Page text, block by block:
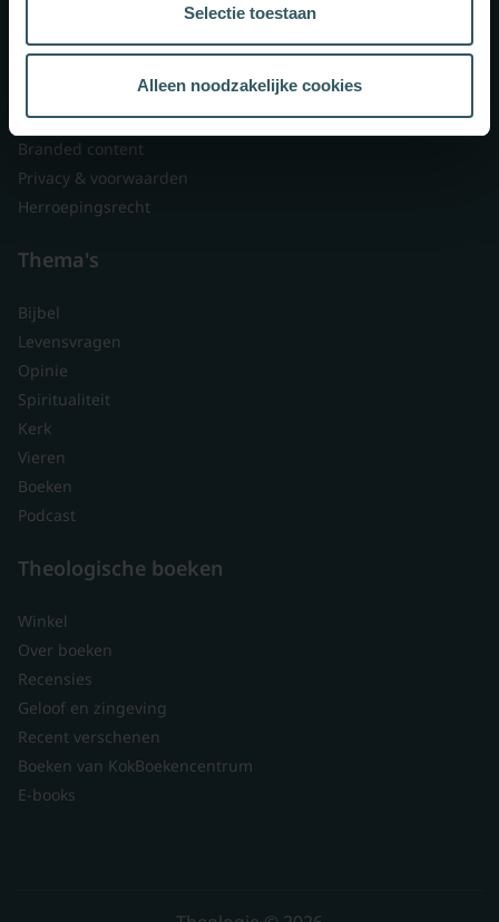
Selectie toestaan
Alleen noodzakelijke cookies
Nieuwsbrieven
Veelgestelde vragen
Contact
Branded content
Privacy & voorwaarden
Herroepingsrecht
Thema's
Bijbel
Levensvragen
Opinie
Spiritualiteit
Kerk
Vieren
Boeken
Podcast
Theologische boeken
Winkel
Over boeken
Recensies
Geloof en zingeving
Recent verschenen
Boeken van KokBoekencentrum
E-books